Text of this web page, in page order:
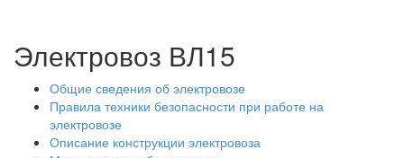
Электровоз ВЛ15
Общие сведения об электровозе
Правила техники безопасности при работе на
электровозе
Описание конструкции электровоза